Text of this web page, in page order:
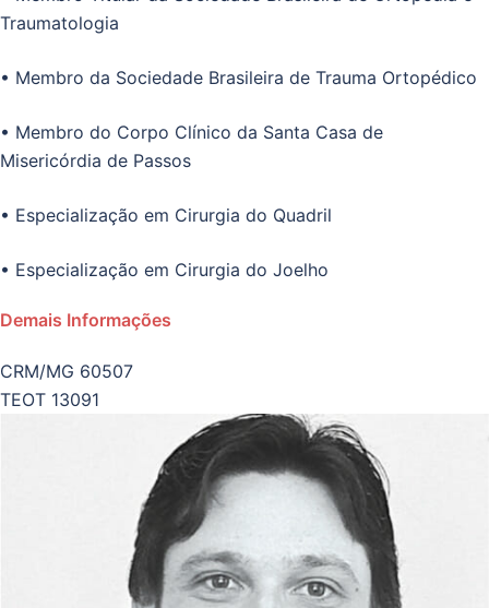
Traumatologia
• Membro da Sociedade Brasileira de Trauma Ortopédico
• Membro do Corpo Clínico da Santa Casa de
Misericórdia de Passos
• Especialização em Cirurgia do Quadril
• Especialização em Cirurgia do Joelho
Demais Informações
CRM/MG 60507
TEOT 13091